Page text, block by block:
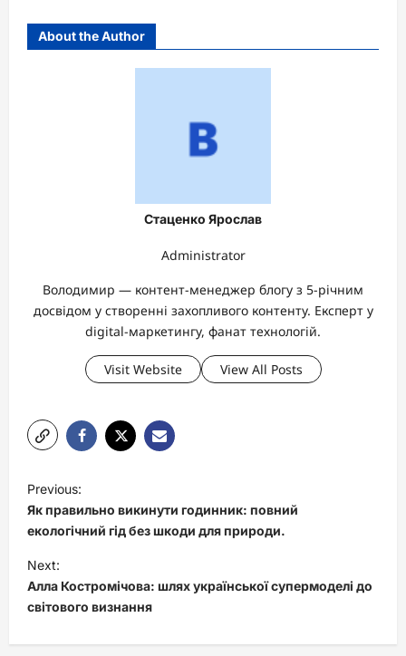
About the Author
Стаценко Ярослав
Administrator
Володимир — контент-менеджер блогу з 5-річним
досвідом у створенні захопливого контенту. Експерт у
digital-маркетингу, фанат технологій.
Visit Website View All Posts
P
o
s
t
n
a
v
Previous:
Як правильно викинути годинник: повний
екологічний гід без шкоди для природи.
Next:
Алла Костромічова: шлях української супермоделі до
світового визнання